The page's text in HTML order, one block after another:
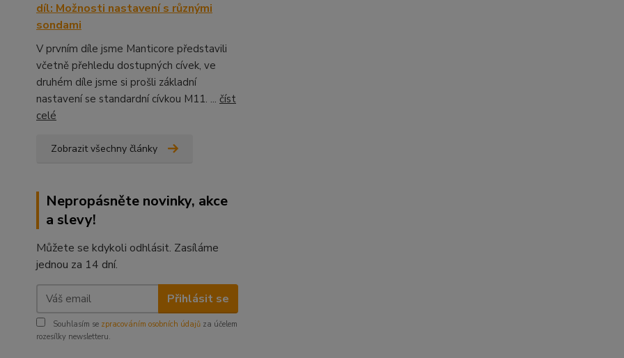
díl: Možnosti nastavení s různými
sondami
V prvním díle jsme Manticore představili
včetně přehledu dostupných cívek, ve
druhém díle jsme si prošli základní
nastavení se standardní cívkou M11. ... číst
celé
Zobrazit všechny články
Nepropásněte novinky, akce
a slevy!
Můžete se kdykoli odhlásit. Zasíláme
jednou za 14 dní.
Přihlásit se
Souhlasím se zpracováním osobních údajů za účelem
rozesílky newsletteru.